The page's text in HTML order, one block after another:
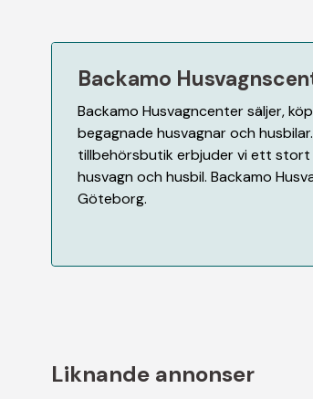
Backamo
Backamo Husvagncenter säljer,
begagnade husvagnar och
tillbehörsbutik erbjuder vi ett
husvagn och husbil. Backamo
Göteborg.
Liknande annonser